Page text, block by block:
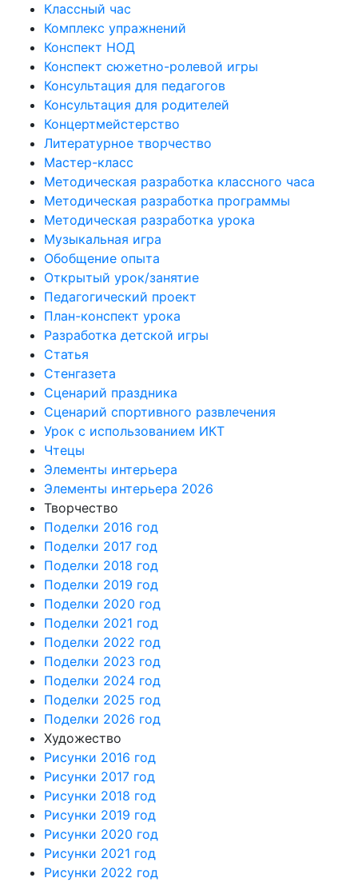
Классный час
Комплекс упражнений
Конспект НОД
Конспект сюжетно-ролевой игры
Консультация для педагогов
Консультация для родителей
Концертмейстерство
Литературное творчество
Мастер-класс
Методическая разработка классного часа
Методическая разработка программы
Методическая разработка урока
Музыкальная игра
Обобщение опыта
Открытый урок/занятие
Педагогический проект
План-конспект урока
Разработка детской игры
Статья
Стенгазета
Сценарий праздника
Сценарий спортивного развлечения
Урок с использованием ИКТ
Чтецы
Элементы интерьера
Элементы интерьера 2026
Творчество
Поделки 2016 год
Поделки 2017 год
Поделки 2018 год
Поделки 2019 год
Поделки 2020 год
Поделки 2021 год
Поделки 2022 год
Поделки 2023 год
Поделки 2024 год
Поделки 2025 год
Поделки 2026 год
Художество
Рисунки 2016 год
Рисунки 2017 год
Рисунки 2018 год
Рисунки 2019 год
Рисунки 2020 год
Рисунки 2021 год
Рисунки 2022 год